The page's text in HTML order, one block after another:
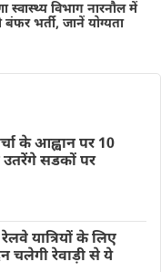
स्वास्थ्य विभाग नारनौल में
भर्ती, जानें योग्यता
के आह्वान पर 10
सडकों पर
यात्रियों के लिए
चलेगी रेवाड़ी से ये